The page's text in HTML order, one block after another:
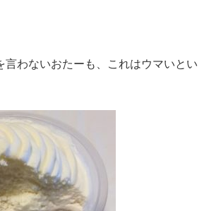
言わないおたーも、これはウマいとい